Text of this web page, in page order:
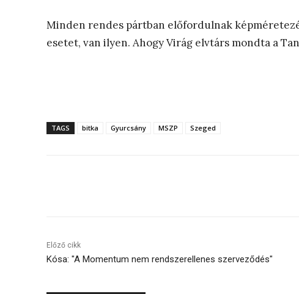
Minden rendes pártban előfordulnak
esetet, van ilyen. Ahogy Virág elvtárs mondta a
TAGS bitka Gyurcsány MSZP Szeged
Előző cikk
Kósa: "A Momentum nem rendszerellenes szerveződés"